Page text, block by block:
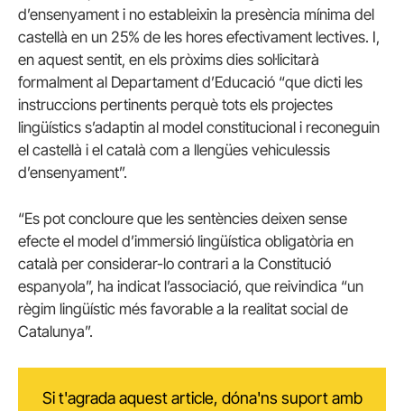
d’ensenyament i no estableixin la presència mínima del
castellà en un 25% de les hores efectivament lectives. I,
en aquest sentit, en els pròxims dies sol·licitarà
formalment al Departament d’Educació “que dicti les
instruccions pertinents perquè tots els projectes
lingüístics s’adaptin al model constitucional i reconeguin
el castellà i el català com a llengües vehiculessis
d’ensenyament”.
“Es pot concloure que les sentències deixen sense
efecte el model d’immersió lingüística obligatòria en
català per considerar-lo contrari a la Constitució
espanyola”, ha indicat l’associació, que reivindica “un
règim lingüístic més favorable a la realitat social de
Catalunya”.
Si t'agrada aquest article, dóna'ns suport amb